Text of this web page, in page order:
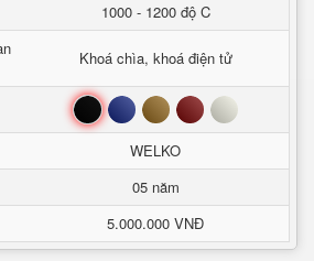
1000 - 1200 độ C
Khoá chìa, khoá điện tử
Đen Xanh Nâu Đỏ Trắng
WELKO
05 năm
5.000.000 VNĐ